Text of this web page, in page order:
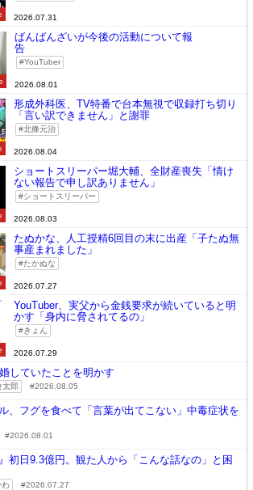
2026.07.31
ばんばんざいが今後の活動について報
告
YouTuber
2026.08.01
形成外科医、TV特番で台本無視で収録打ち切り
「言い訳できません」と謝罪
北條元治
2026.08.04
ショートスリーパー堀大輔、全財産喪失「情け
ない報告で申し訳ありません」
ショートスリーパー
2026.08.03
たぬかな、人工授精6回目の末に出産「子たぬ無
事産まれました」
たかぬな
2026.07.27
YouTuber、実父から金銭要求が続いていると明
かす「身内に脅されてるの」
きょん
2026.07.29
していたことを明かす
太郎 2026.08.05
、フグを食べて「言葉が出てこない」中毒症状を
2026.08.01
初日9.3億円。観た人から「こんな話なの」と困
わ 2026.07.27